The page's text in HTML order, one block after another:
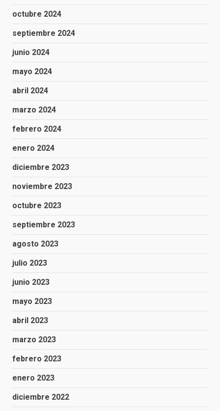
octubre 2024
septiembre 2024
junio 2024
mayo 2024
abril 2024
marzo 2024
febrero 2024
enero 2024
diciembre 2023
noviembre 2023
octubre 2023
septiembre 2023
agosto 2023
julio 2023
junio 2023
mayo 2023
abril 2023
marzo 2023
febrero 2023
enero 2023
diciembre 2022